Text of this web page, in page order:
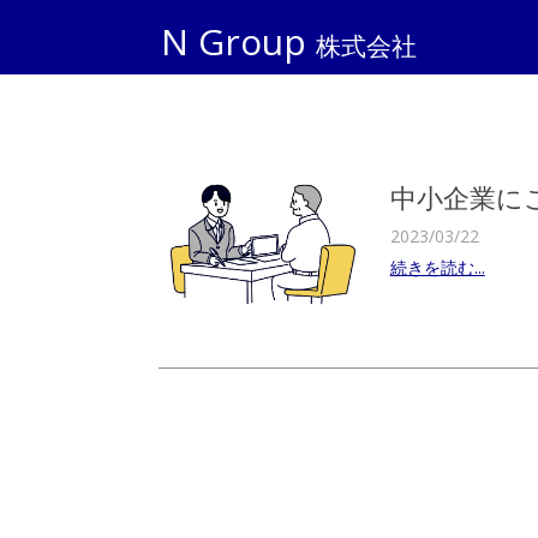
N Group株式会社
中小企業に
2023/03/22
続きを読む...